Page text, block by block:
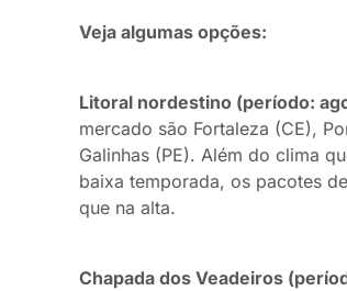
Veja algumas opções:
Litoral nordestino (período:
mercado são Fortaleza (CE),
Galinhas (PE). Além do clima
baixa temporada, os pacotes
que na alta.
Chapada dos Veadeiros